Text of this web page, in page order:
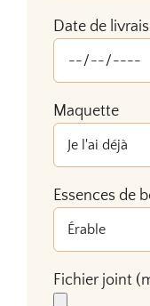
Date de
Maquette
Essences de
Fichier joint